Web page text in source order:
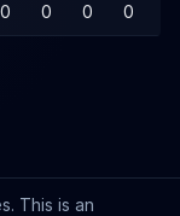
0 0 0 0
This is an